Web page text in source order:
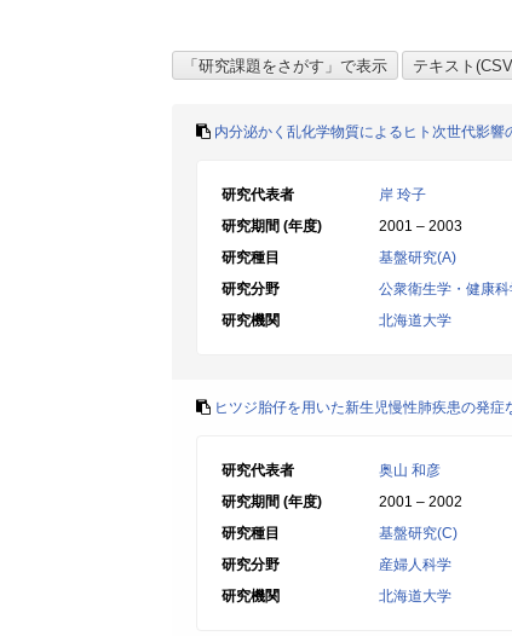
内分泌かく乱化学物質によるヒト次世代影響
研究代表者
岸 玲子
研究期間 (年度)
2001 – 2003
研究種目
基盤研究(A)
研究分野
公衆衛生学・健康
研究機関
北海道大学
ヒツジ胎仔を用いた新生児慢性肺疾患の発症
研究代表者
奥山 和彦
研究期間 (年度)
2001 – 2002
研究種目
基盤研究(C)
研究分野
産婦人科学
研究機関
北海道大学